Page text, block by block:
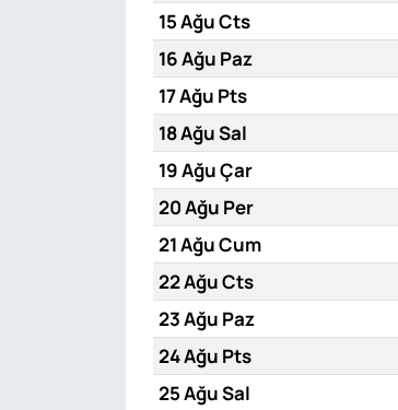
15 Ağu Cts
16 Ağu Paz
17 Ağu Pts
18 Ağu Sal
19 Ağu Çar
20 Ağu Per
21 Ağu Cum
22 Ağu Cts
23 Ağu Paz
24 Ağu Pts
25 Ağu Sal